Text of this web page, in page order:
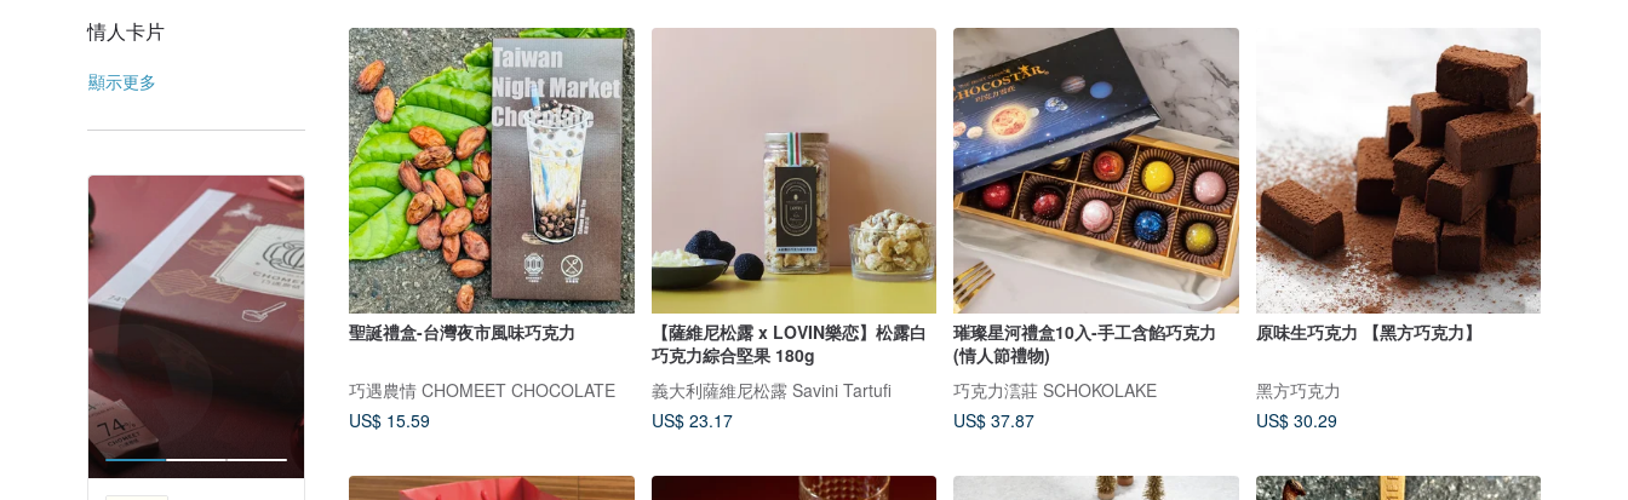
情人卡片
顯示更多
聖誕禮盒-台灣夜市風味巧克力
巧遇農情 CHOMEET CHOCOLATE
US$ 15.59
【薩維尼松露 x LOVIN樂恋】松露白
巧克力綜合堅果 180g
義大利薩維尼松露 Savini Tartufi
US$ 23.17
璀璨星河禮盒10入-手工含餡巧克力
(情人節禮物)
巧克力澐莊 SCHOKOLAKE
US$ 37.87
原味生巧克力 【黑方巧克力】
黑方巧克力
US$ 30.29